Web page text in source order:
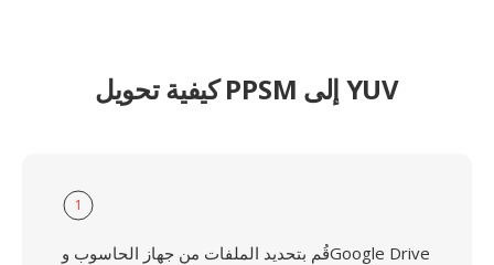
كيفية تحويل PPSM إلى YUV
1
قُم بتحديد الملفات من جهاز الحاسوب وGoogle Drive